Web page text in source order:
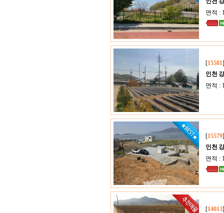
면적 :
[15581
인천
면적 :
[15579
인천
면적 :
[14013